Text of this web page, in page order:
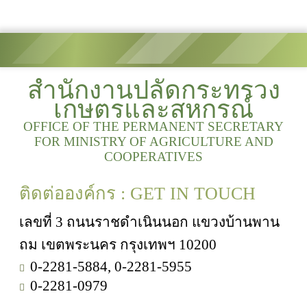
สำนักงานปลัดกระทรวง
เกษตรและสหกรณ์
OFFICE OF THE PERMANENT SECRETARY
FOR MINISTRY OF AGRICULTURE AND
COOPERATIVES
ติดต่อองค์กร : GET IN TOUCH
เลขที่ 3 ถนนราชดำเนินนอก แขวงบ้านพาน
ถม เขตพระนคร กรุงเทพฯ 10200
0-2281-5884, 0-2281-5955
0-2281-0979